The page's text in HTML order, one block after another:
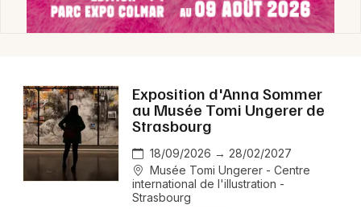
Exposition d'Anna Sommer
au Musée Tomi Ungerer de
Strasbourg
18/09/2026 → 28/02/2027
Musée Tomi Ungerer - Centre
international de l'illustration -
Strasbourg